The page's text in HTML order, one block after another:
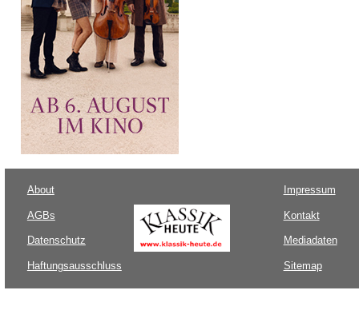
About
AGBs
Datenschutz
Haftungsausschluss
Impressum
Kontakt
Mediadaten
Sitemap